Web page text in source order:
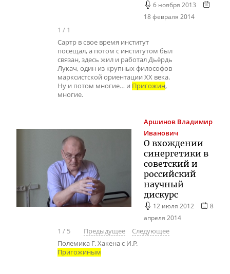
6 ноября 2013
18 февраля 2014
1 / 1
Сартр в свое время институт
посещал, а потом с институтом был
связан, здесь жил и работал Дьёрдь
Лукач, один из крупных философов
марксистской ориентации XX века.
Ну и потом многие… и Пригожин,
многие.
Аршинов Владимир
Иванович
О вхождении
синергетики в
советский и
российский
научный
дискурс
12 июля 2012
8
апреля 2014
1 / 5 Предыдущее
Следующее
Полемика Г. Хакена с И.Р.
Пригожиным